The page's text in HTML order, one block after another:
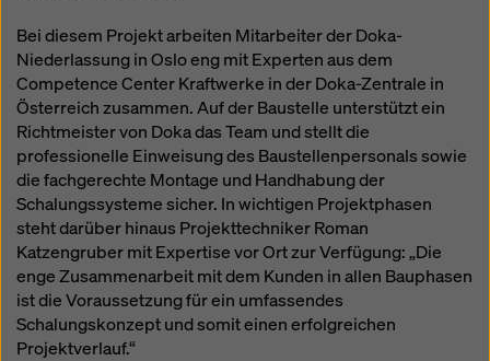
Bei diesem Projekt arbeiten Mitarbeiter der Doka-
Niederlassung in Oslo eng mit Experten aus dem
Competence Center Kraftwerke in der Doka-Zentrale in
Österreich zusammen. Auf der Baustelle unterstützt ein
Richtmeister von Doka das Team und stellt die
professionelle Einweisung des Baustellenpersonals sowie
die fachgerechte Montage und Handhabung der
Schalungssysteme sicher. In wichtigen Projektphasen
steht darüber hinaus Projekttechniker Roman
Katzengruber mit Expertise vor Ort zur Verfügung: „Die
enge Zusammenarbeit mit dem Kunden in allen Bauphasen
ist die Voraussetzung für ein umfassendes
Schalungskonzept und somit einen erfolgreichen
Projektverlauf.“